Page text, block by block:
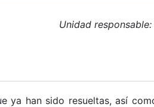
Unidad
han sido resueltas, así